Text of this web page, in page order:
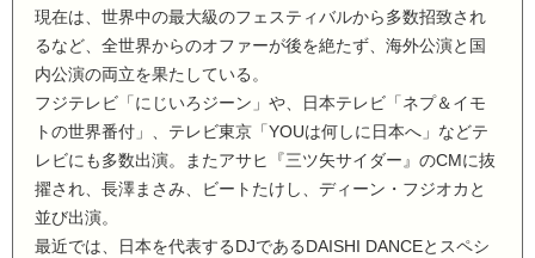
現在は、世界中の最大級のフェスティバルから多数招致され
るなど、全世界からのオファーが後を絶たず、海外公演と国
内公演の両立を果たしている。
フジテレビ「にじいろジーン」や、日本テレビ「ネプ＆イモ
トの世界番付」、テレビ東京「YOUは何しに日本へ」などテ
レビにも多数出演。またアサヒ『三ツ矢サイダー』のCMに抜
擢され、長澤まさみ、ビートたけし、ディーン・フジオカと
並び出演。
最近では、日本を代表するDJであるDAISHI DANCEとスペシ